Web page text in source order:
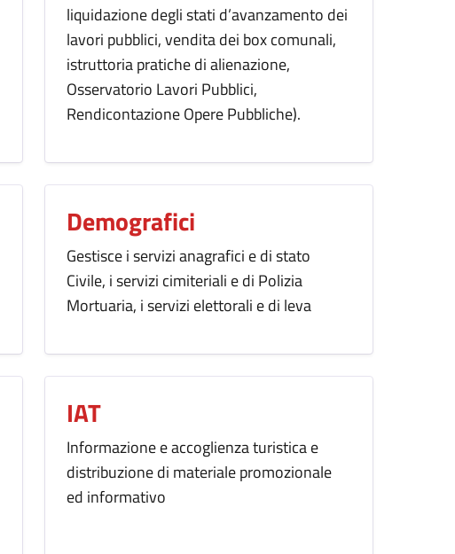
liquidazione degli stati d’avanzamento dei
lavori pubblici, vendita dei box comunali,
istruttoria pratiche di alienazione,
Osservatorio Lavori Pubblici,
Rendicontazione Opere Pubbliche).
Demografici
Gestisce i servizi anagrafici e di stato
Civile, i servizi cimiteriali e di Polizia
Mortuaria, i servizi elettorali e di leva
IAT
Informazione e accoglienza turistica e
distribuzione di materiale promozionale
ed informativo